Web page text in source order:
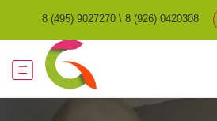
8 (495) 9027270 \ 8 (926) 0420308